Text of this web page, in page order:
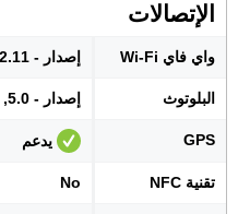
الإتصالات
واي فاي Wi-Fi إصدار - 802.11 a/b/g/n/ac
البلوتوث إصدار - 5.0, A2DP, LE
GPS يدعم
تقنية NFC No